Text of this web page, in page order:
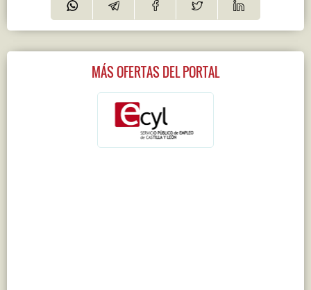
MÁS OFERTAS DEL PORTAL